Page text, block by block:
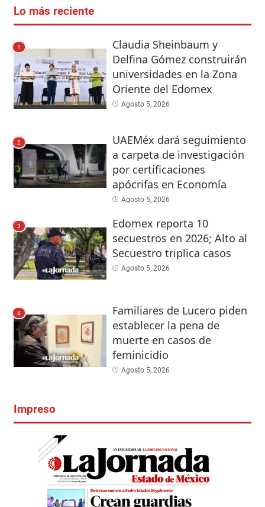
Lo más reciente
1
Claudia Sheinbaum y
Delfina Gómez construirán
universidades en la Zona
Oriente del Edomex
Agosto 5, 2026
2
UAEMéx dará seguimiento
a carpeta de investigación
por certificaciones
apócrifas en Economía
Agosto 5, 2026
3
Edomex reporta 10
secuestros en 2026; Alto al
Secuestro triplica casos
Agosto 5, 2026
4
Familiares de Lucero piden
establecer la pena de
muerte en casos de
feminicidio
Agosto 5, 2026
Impreso